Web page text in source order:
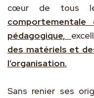
cœur de tous
comportementale
pédagogique,
des matériels et
l’organisation.
Sans renier ses